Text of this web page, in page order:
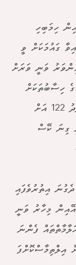
ހިމަބިހި
ގައުމަކަށް ވީ
ވަނީ ވަރަށް
ހިސާބުތަކަށް
ބަލާއިރު މިހާރު ބަލި ޖެހިފައިވާ މީހުންގެ އަދަދު 122 އަށް
100 އަށްވުރެ ގިނަ ކޭސް
އިތުރުވެފައި
މިހާރު ވަނީ
ފެންނަ
އިލްތިމާސްކޮށްފަ